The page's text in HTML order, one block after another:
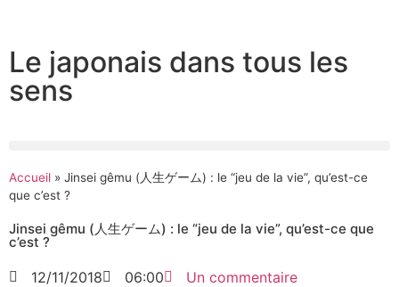
Le japonais dans tous les
sens
Accueil » Jinsei gêmu (人生ゲーム) : le “jeu de la vie”, qu’est-ce
que c’est ?
Jinsei gêmu (人生ゲーム) : le “jeu de la vie”, qu’est-ce que
c’est ?
12/11/2018 06:00 Un commentaire